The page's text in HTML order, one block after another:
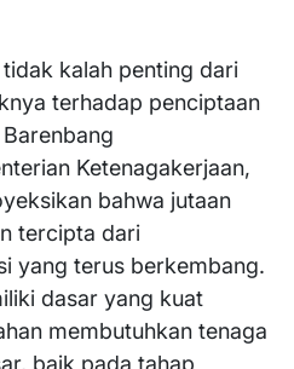
kalah penting dari
terhadap penciptaan
Ketenagakerjaan,
bahwa jutaan
tercipta dari
yang terus berkembang.
dasar yang kuat
membutuhkan tenaga
baik pada tahap